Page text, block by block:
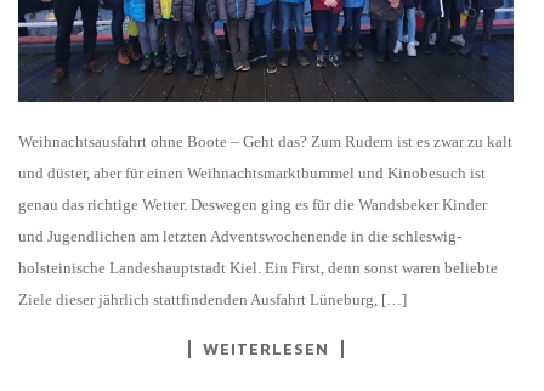
Weihnachtsausfahrt ohne Boote – Geht das? Zum Rudern ist es zwar zu kalt
und düster, aber für einen Weihnachtsmarktbummel und Kinobesuch ist
genau das richtige Wetter. Deswegen ging es für die Wandsbeker Kinder
und Jugendlichen am letzten Adventswochenende in die schleswig-
holsteinische Landeshauptstadt Kiel. Ein First, denn sonst waren beliebte
Ziele dieser jährlich stattfindenden Ausfahrt Lüneburg, […]
WEITERLESEN